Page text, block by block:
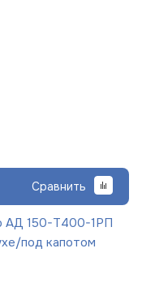
Сравнить
АД 150-Т400-1РП
под капотом